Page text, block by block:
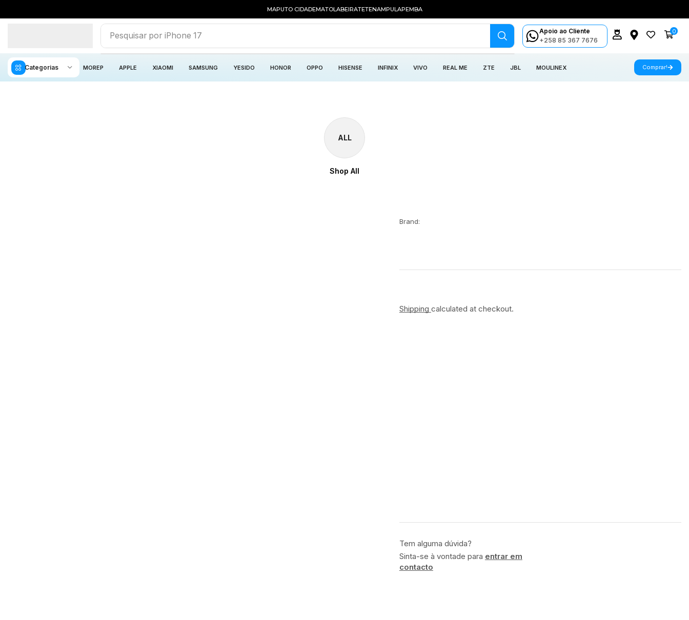
MAPUTO CIDADEMATOLABEIRATETENAMPULAPEMBA
Pesquisar por iPhone 17
Apoio ao Cliente
+258 85 367 7676
0
Categorias MOREP APPLE XIAOMI SAMSUNG YESIDO HONOR OPPO HISENSE INFINIX VIVO REAL ME ZTE JBL MOULINEX Comprar!
ALL
Shop All
Brand:
Shipping calculated at checkout.
Tem alguma dúvida?
Sinta-se à vontade para entrar em
contacto